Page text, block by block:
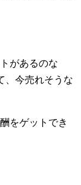
があるのな
、今売れそうな
をゲットでき